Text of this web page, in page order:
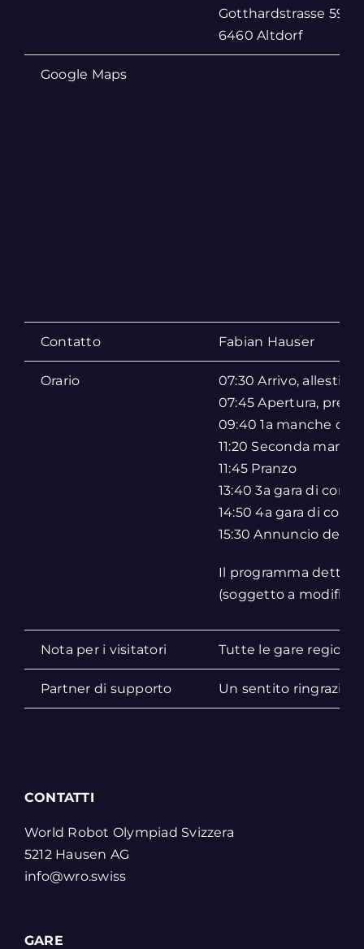
Gotthardstrasse 59
6460 Altdorf
Google Maps
Contatto Fabian Hauser
Orario
07:30 Arrivo,
07:45 Apertura,
09:40 1a manche di
11:20 Seconda
11:45 Pranzo
13:40 3a gara di corsa
14:50 4a gara di corsa
15:30 Annuncio delle
Il programma
(soggetto a
Nota per i visitatori Tutte le gare
Partner di supporto Un sentito
CONTATTI
World Robot Olympiad Svizzera
5212 Hausen AG
info@wro.swiss
GARE